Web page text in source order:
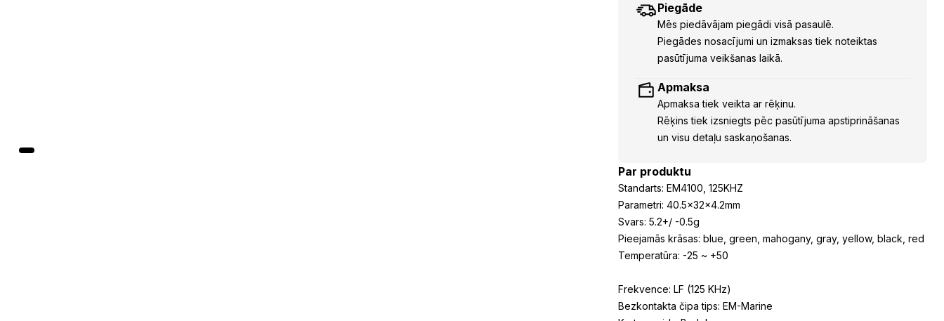
Piegāde
Mēs piedāvājam piegādi visā pasaulē.
Piegādes nosacījumi un izmaksas tiek noteiktas
pasūtījuma veikšanas laikā.
Apmaksa
Apmaksa tiek veikta ar rēķinu.
Rēķins tiek izsniegts pēc pasūtījuma apstiprināšanas
un visu detaļu saskaņošanas.
Par produktu
Standarts: EM4100, 125KHZ
Parametri: 40.5x32x4.2mm
Svars: 5.2+/ -0.5g
Pieejamās krāsas: blue, green, mahogany, gray, yellow, black, red
Temperatūra: -25 ~ +50
Frekvence: LF (125 KHz)
Bezkontakta čipa tips: EM-Marine